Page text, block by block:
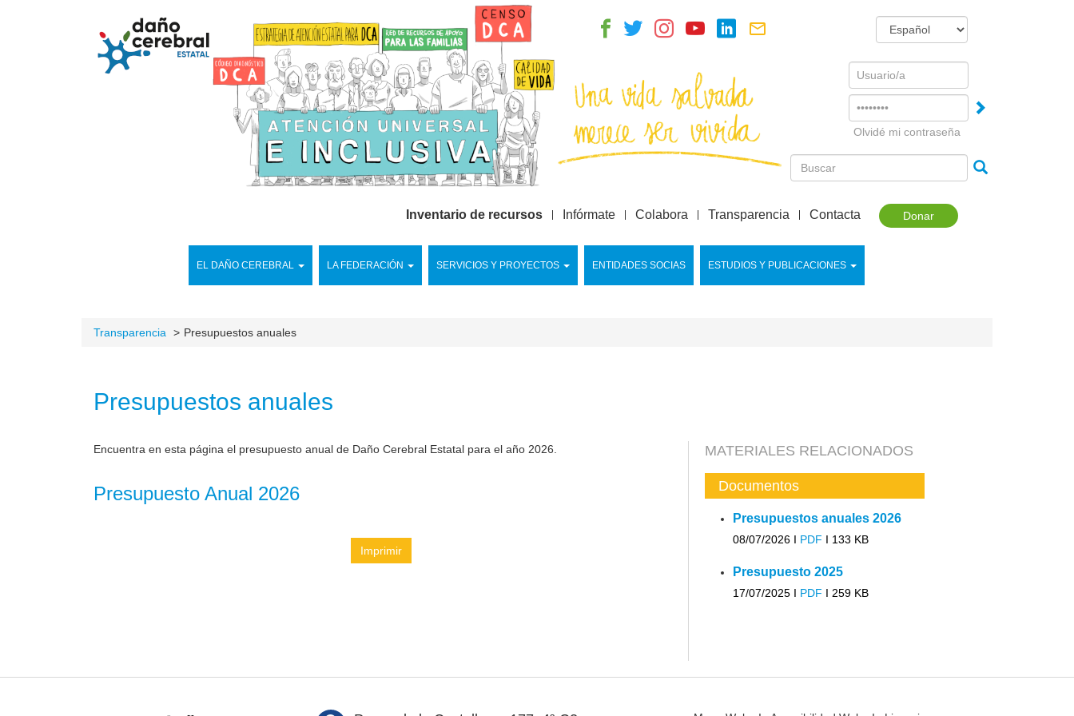
Username
Olvidé mi contraseña
Donar
EL DAÑO CEREBRAL LA FEDERACIÓN SERVICIOS Y PROYECTOS ENTIDADES SOCIAS ESTUDIOS Y PUBLICACIONES
Inventario de recursos Infórmate Colabora Transparencia Contacta
Transparencia Presupuestos anuales
Presupuestos anuales
Encuentra en esta página el presupuesto anual de Daño Cerebral Estatal para el año 2026.
Presupuesto Anual 2026
Imprimir
MATERIALES RELACIONADOS
Documentos
Presupuestos anuales 2026
08/07/2026 I PDF I 133 KB
Presupuesto 2025
17/07/2025 I PDF I 259 KB